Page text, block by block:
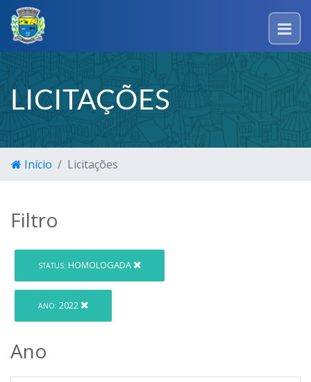
LICITAÇÕES
Início Licitações
Filtro
STATUS: HOMOLOGADA
ANO: 2022
Ano